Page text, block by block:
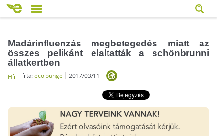
Madárinfluenzás megbetegedés miatt az
összes pelikánt elaltatták a schönbrunni
állatkertben
Hír írta:ecolounge 2017/03/11